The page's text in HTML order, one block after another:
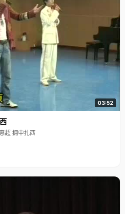
03:52
超 拥中扎西